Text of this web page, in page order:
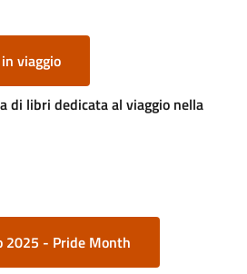
viaggio
di libri dedicata al viaggio nella
2025 - Pride Month